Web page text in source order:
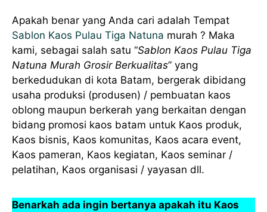
Apakah benar yang Anda cari adalah Tempat
Sablon Kaos Pulau Tiga Natuna murah ? Maka
kami, sebagai salah satu “Sablon Kaos Pulau Tiga
Natuna Murah Grosir Berkualitas” yang
berkedudukan di kota Batam, bergerak dibidang
usaha produksi (produsen) / pembuatan kaos
oblong maupun berkerah yang berkaitan dengan
bidang promosi kaos batam untuk Kaos produk,
Kaos bisnis, Kaos komunitas, Kaos acara event,
Kaos pameran, Kaos kegiatan, Kaos seminar /
pelatihan, Kaos organisasi / yayasan dll.
Benarkah ada ingin bertanya apakah itu Kaos